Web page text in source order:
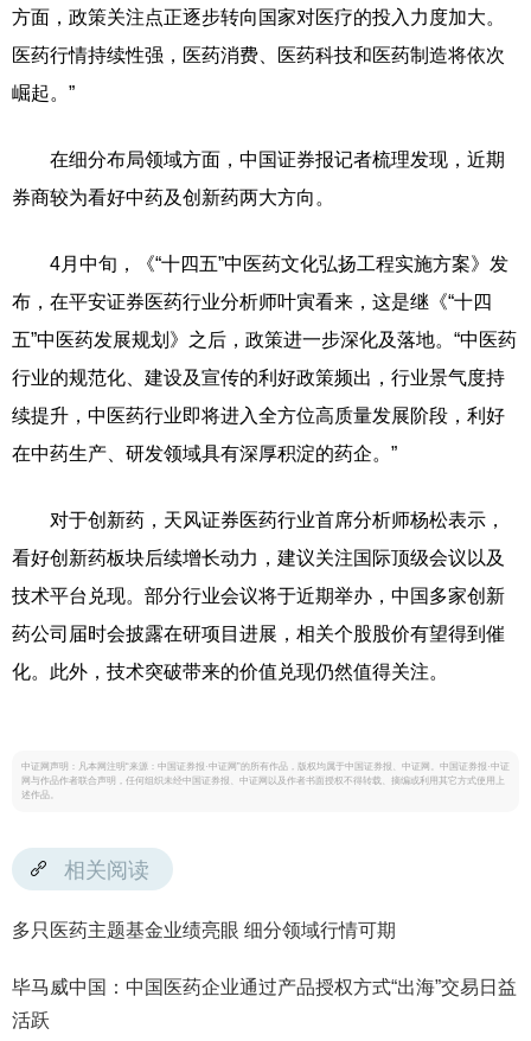
方面，政策关注点正逐步转向国家对医疗的投入力度加大。
医药行情持续性强，医药消费、医药科技和医药制造将依次
崛起。”
在细分布局领域方面，中国证券报记者梳理发现，近期
券商较为看好中药及创新药两大方向。
4月中旬，《“十四五”中医药文化弘扬工程实施方案》发
布，在平安证券医药行业分析师叶寅看来，这是继《“十四
五”中医药发展规划》之后，政策进一步深化及落地。“中医药
行业的规范化、建设及宣传的利好政策频出，行业景气度持
续提升，中医药行业即将进入全方位高质量发展阶段，利好
在中药生产、研发领域具有深厚积淀的药企。”
对于创新药，天风证券医药行业首席分析师杨松表示，
看好创新药板块后续增长动力，建议关注国际顶级会议以及
技术平台兑现。部分行业会议将于近期举办，中国多家创新
药公司届时会披露在研项目进展，相关个股股价有望得到催
化。此外，技术突破带来的价值兑现仍然值得关注。
中证网声明：凡本网注明“来源：中国证券报·中证网”的所有作品，版权均属于中国证券报、中证网。中国证券报·中证
网与作品作者联合声明，任何组织未经中国证券报、中证网以及作者书面授权不得转载、摘编或利用其它方式使用上
述作品。
相关阅读
多只医药主题基金业绩亮眼 细分领域行情可期
毕马威中国：中国医药企业通过产品授权方式“出海”交易日益
活跃